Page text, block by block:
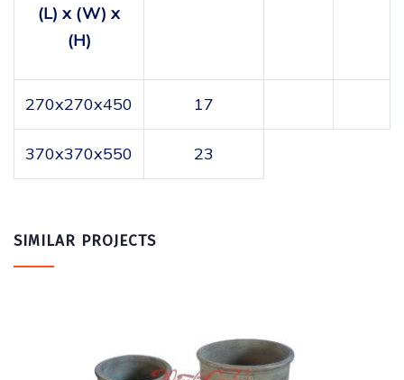
(L) x (W) x
(H)
270x270x450 17
370x370x550 23
SIMILAR PROJECTS